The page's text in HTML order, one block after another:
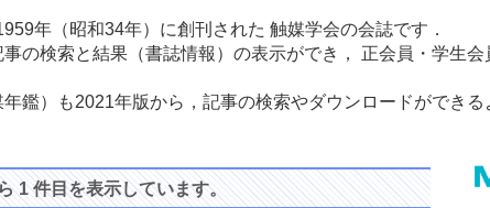
年（昭和34年）に創刊された 触媒学会の会誌です．
の検索と結果（書誌情報）の表示ができ， 正会員・学生
鑑）も2021年版から，記事の検索やダウンロードができる
1 件目を表示しています。